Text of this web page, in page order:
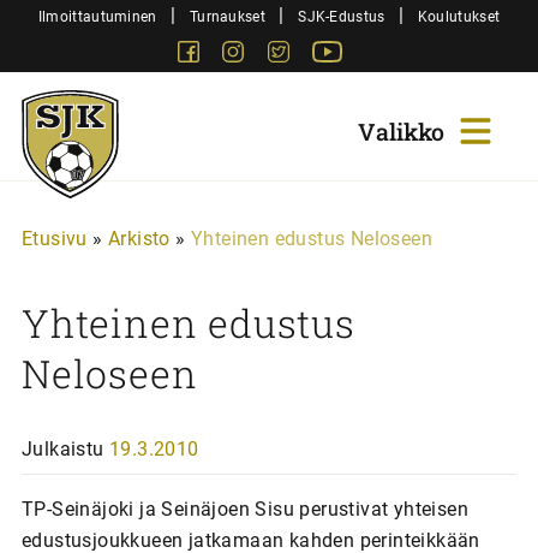
SiirryIlmoittautuminen | Turnaukset | SJK-Edustus | Koulutukset
FacebookInstagram
Twitter
Sjk-
Juniorit
Etusivu » Arkisto » Yhteinen edustus Neloseen
Yhteinen edustus
Neloseen
Julkaistu 19.3.2010
TP-Seinäjoki ja Seinäjoen Sisu perustivat yhteisen
edustusjoukkueen jatkamaan kahden perinteikkään